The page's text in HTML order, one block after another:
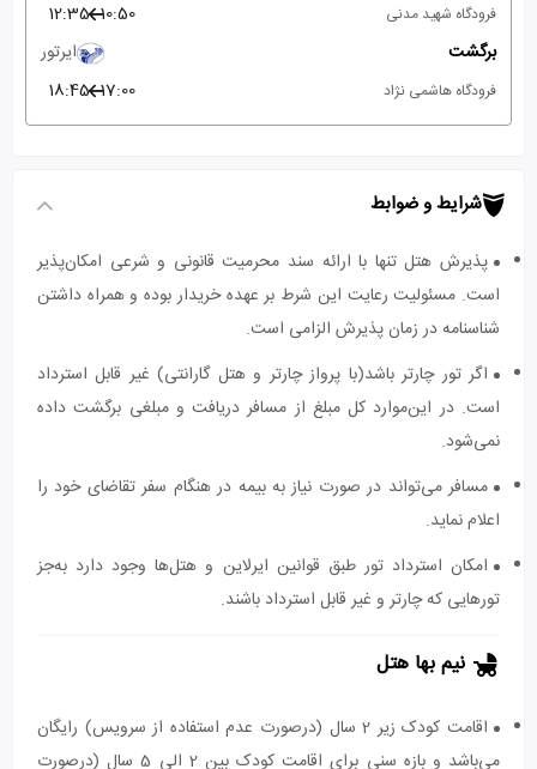
فرودگاه شهید مدنی 10:50
12:35
برگشت
ایرتور
فرودگاه هاشمی نژاد 17:00
18:45
شرایط و ضوابط
پذیرش هتل تنها با ارائه سند محرمیت قانونی و شرعی امکان‌پذیر
است. مسئولیت رعایت این شرط بر عهده خریدار بوده و همراه داشتن
شناسنامه در زمان پذیرش الزامی است.
اگر تور چارتر باشد(با پرواز چارتر و هتل گارانتی) غیر قابل استرداد
است. در این‌موارد کل مبلغ از مسافر دریافت و مبلغی برگشت داده
نمی‌شود.
مسافر می‌تواند در صورت نیاز به بیمه در هنگام سفر تقاضای خود را
اعلام نماید.
امکان استرداد تور طبق قوانین ایرلاین و هتل‌ها وجود دارد به‌جز
تورهایی که چارتر و غیر قابل استرداد باشند.
نیم بها هتل
اقامت کودک زیر 2 سال (درصورت عدم استفاده از سرویس) رایگان
می‌باشد و بازه سنی برای اقامت کودک بین 2 الی 5 سال (درصورت